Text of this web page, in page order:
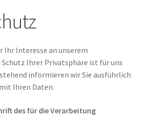
Ihr Interesse an unserem
Ihrer Privatsphäre ist für uns
informieren wir Sie ausführlich
Ihren Daten.
des für die Verarbeitung